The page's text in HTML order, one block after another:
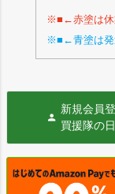
※■←赤塗は休
※■←青塗は発
新規会員
買援隊の